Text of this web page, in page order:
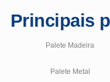
Principais
Palete Madeira
Palete Metal